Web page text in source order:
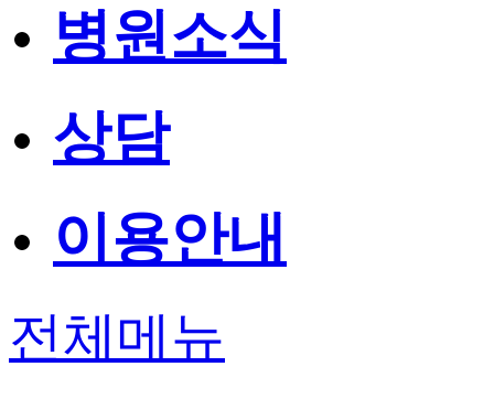
병원소식
상담
이용안내
전체메뉴